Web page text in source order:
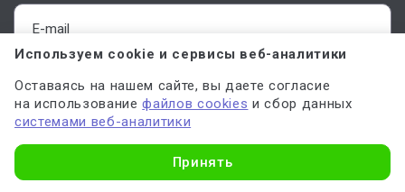
ПОДПИСАТЬСЯ
персональных данныхи даётесогласие на обработку данных
Используем cookie и сервисы веб-аналитики
Оставаясь на нашем сайте, вы даете согласие
на использованиефайлов cookies и сбор данных
системами веб-аналитики
Принять